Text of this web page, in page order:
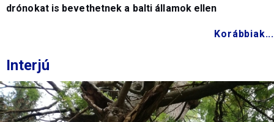
drónokat is bevethetnek a balti államok ellen
Korábbiak...
Interjú